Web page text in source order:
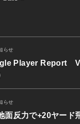
らせ
Player Report
らせ
面反力で+20ヤード